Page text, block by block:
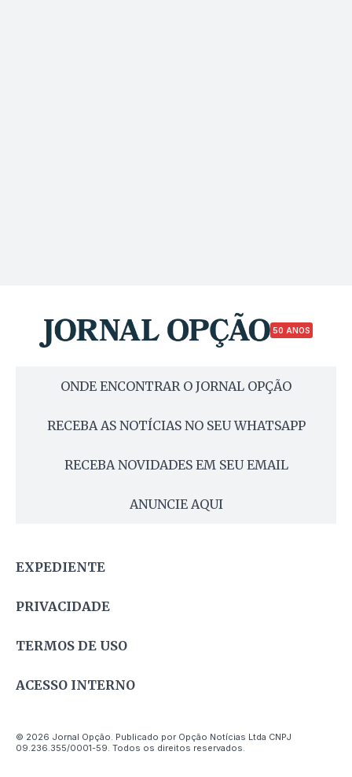
50 ANOS
ONDE ENCONTRAR O JORNAL OPÇÃO
RECEBA AS NOTÍCIAS NO SEU WHATSAPP
RECEBA NOVIDADES EM SEU EMAIL
ANUNCIE AQUI
EXPEDIENTE
PRIVACIDADE
TERMOS DE USO
ACESSO INTERNO
© 2026 Jornal Opção. Publicado por Opção Notícias Ltda CNPJ
09.236.355/0001-59. Todos os direitos reservados.